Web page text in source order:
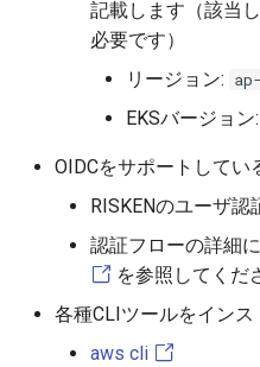
記載します（該当
必要です）
リージョン:
EKSバージョン
OIDCをサポートしてい
RISKENのユーザ
認証フローの詳細
を参照してくだ
各種CLIツールをインス
aws cli